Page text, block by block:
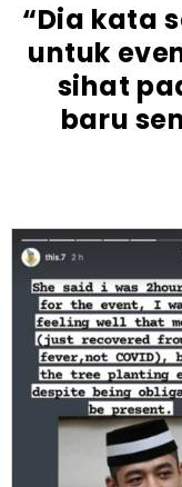
“Dia kata
untuk
sihat
baru